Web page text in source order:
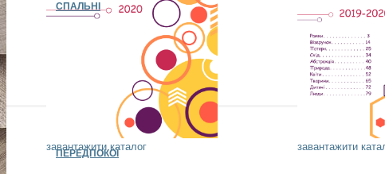
СПАЛЬНІ
ПЕРЕДПОКОЇ
завантажити каталог завантажити